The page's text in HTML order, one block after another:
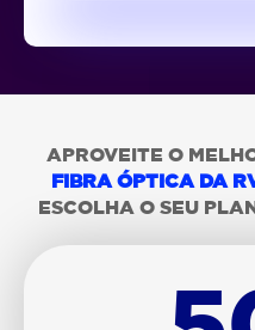
APROVEITE O
FIBRA ÓPTICA DA
ESCOLHA O SEU